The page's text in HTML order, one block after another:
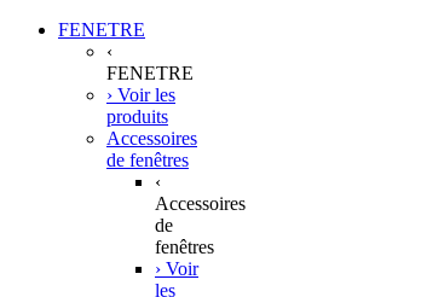
FENETRE
‹
FENETRE
› Voir les
produits
Accessoires
de fenêtres
‹
Accessoires
de
fenêtres
› Voir
les